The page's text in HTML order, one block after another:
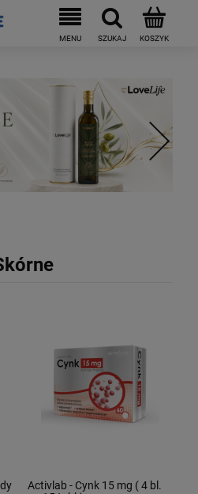
Activlab - Cynk 15 mg ( 4 bl.